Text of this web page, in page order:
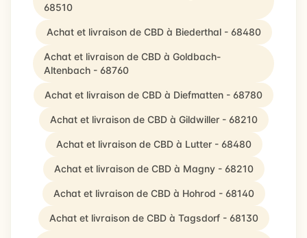
68510
Achat et livraison de CBD à Biederthal - 68480
Achat et livraison de CBD à Goldbach-
Altenbach - 68760
Achat et livraison de CBD à Diefmatten - 68780
Achat et livraison de CBD à Gildwiller - 68210
Achat et livraison de CBD à Lutter - 68480
Achat et livraison de CBD à Magny - 68210
Achat et livraison de CBD à Hohrod - 68140
Achat et livraison de CBD à Tagsdorf - 68130